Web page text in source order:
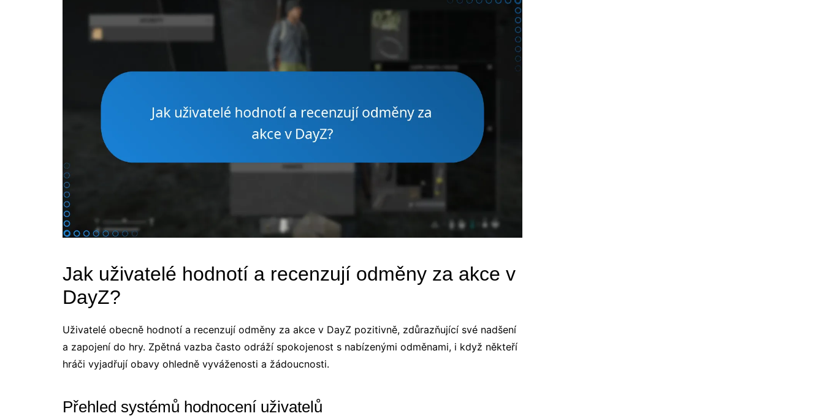
Jak uživatelé hodnotí a recenzují odměny za akce v
DayZ?
Uživatelé obecně hodnotí a recenzují odměny za akce v DayZ pozitivně, zdůrazňující své nadšení
a zapojení do hry. Zpětná vazba často odráží spokojenost s nabízenými odměnami, i když někteří
hráči vyjadřují obavy ohledně vyváženosti a žádoucnosti.
Přehled systémů hodnocení uživatelů